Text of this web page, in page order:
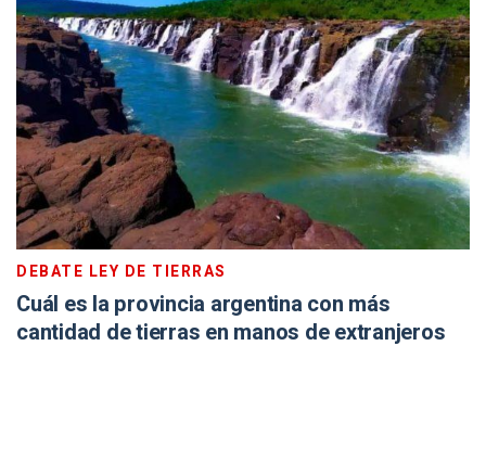
DEBATE LEY DE TIERRAS
Cuál es la provincia argentina con más
cantidad de tierras en manos de extranjeros